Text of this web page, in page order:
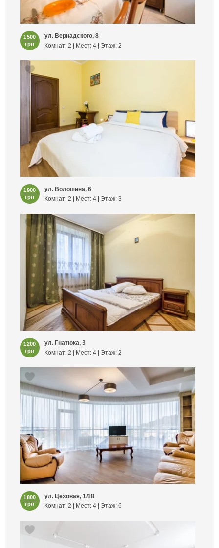
1500
грн
ул. Вернадского, 8
Комнат: 2 | Мест: 4 | Этаж: 2
1900
грн
ул. Волошина, 6
Комнат: 2 | Мест: 4 | Этаж: 3
1200
грн
ул. Гнатюка, 3
Комнат: 2 | Мест: 4 | Этаж: 2
1800
грн
ул. Цеховая, 1/18
Комнат: 2 | Мест: 4 | Этаж: 6